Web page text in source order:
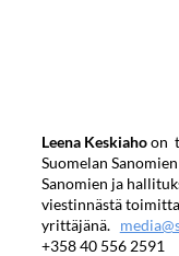
Leena Keskiahoon
Suomelan
Sanomien ja
viestinnästä
yrittäjänä.
+358 40 556 2591